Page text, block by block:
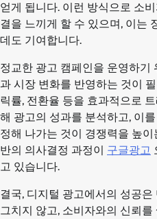
얻게 됩니다. 이런 방식으로 소
결을 느끼게 할 수 있으며, 이는
데도 기여합니다.
정교한 광고 캠페인을 운영하기
과 시장 변화를 반영하는 것이
릭률, 전환율 등을 효과적으로
해 광고의 성과를 분석하고, 이
정해 나가는 것이 경쟁력을 높
반의 의사결정 과정이 구글광고
고 있습니다.
결국, 디지털 광고에서의 성공
그치지 않고, 소비자와의 신뢰